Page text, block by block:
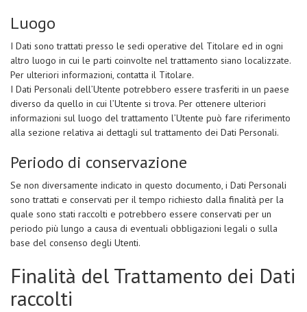
Luogo
I Dati sono trattati presso le sedi operative del Titolare ed in ogni
altro luogo in cui le parti coinvolte nel trattamento siano localizzate.
Per ulteriori informazioni, contatta il Titolare.
I Dati Personali dell’Utente potrebbero essere trasferiti in un paese
diverso da quello in cui l’Utente si trova. Per ottenere ulteriori
informazioni sul luogo del trattamento l’Utente può fare riferimento
alla sezione relativa ai dettagli sul trattamento dei Dati Personali.
Periodo di conservazione
Se non diversamente indicato in questo documento, i Dati Personali
sono trattati e conservati per il tempo richiesto dalla finalità per la
quale sono stati raccolti e potrebbero essere conservati per un
periodo più lungo a causa di eventuali obbligazioni legali o sulla
base del consenso degli Utenti.
Finalità del Trattamento dei Dati
raccolti